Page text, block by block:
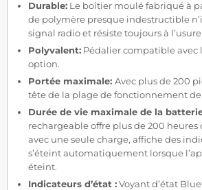
Durable: Le boîtier moulé fabriqué à
de polymère presque indestructible
signal radio et résiste toujours à
Polyvalent: Pédalier compatible avec
option.
Portée maximale: Avec plus de 200
tête de la plage de fonctionnement de
Durée de vie maximale de la
rechargeable offre plus de 200 heures
avec une seule charge, affiche des
s’éteint automatiquement lorsque
éteint.
Indicateurs d’état :Voyant d’état